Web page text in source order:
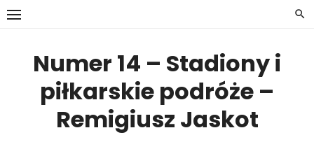
Skip
Numer 14 – Stadiony i
piłkarskie podróże –
Remigiusz Jaskot